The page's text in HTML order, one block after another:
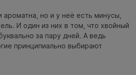
ароматна, но и у неё есть минусы,
И один из них в том, что хвойный
за пару дней. А ведь
принципиально выбирают